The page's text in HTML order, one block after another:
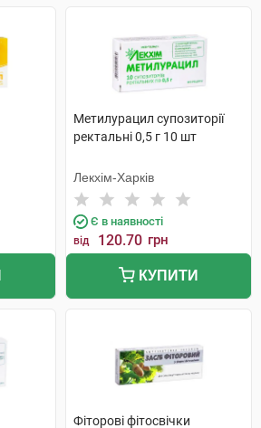
Метилурацил супозиторії
ректальні 0,5 г 10 шт
Лекхім-Харків
Є в наявності
від 120.70 грн
КУПИТИ
Фіторові фітосвічки